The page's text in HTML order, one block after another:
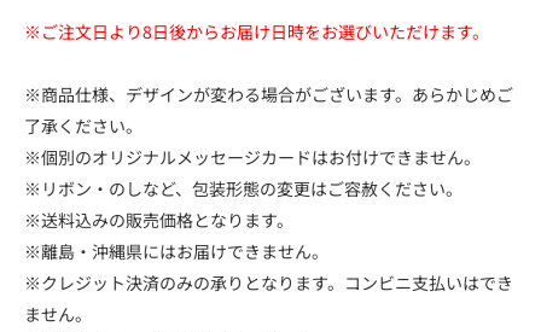
※ご注文日より8日後からお届け日時をお選びいただけます。
※商品仕様、デザインが変わる場合がございます。あらかじめご
了承ください。
※個別のオリジナルメッセージカードはお付けできません。
※リボン・のしなど、包装形態の変更はご容赦ください。
※送料込みの販売価格となります。
※離島・沖縄県にはお届けできません。
※クレジット決済のみの承りとなります。コンビニ支払いはでき
ません。